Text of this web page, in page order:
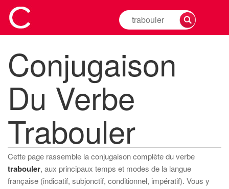
Rechercher
la
d'un
verbe
Conjugaison
Du Verbe
Trabouler
Cette page rassemble la conjugaison complète du verbe
trabouler, aux principaux temps et modes de la langue
française (indicatif, subjonctif, conditionnel, impératif). Vous y